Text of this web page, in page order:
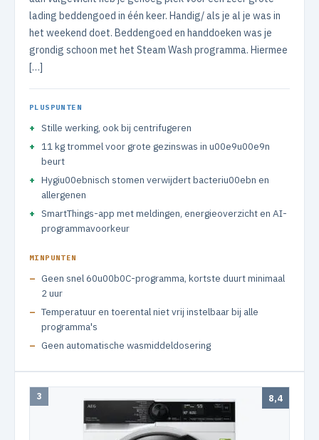
lading beddengoed in één keer. Handig/ als je al je was in
het weekend doet. Beddengoed en handdoeken was je
grondig schoon met het Steam Wash programma. Hiermee
[…]
PLUSPUNTEN
Stille werking, ook bij centrifugeren
11 kg trommel voor grote gezinswas in u00e9u00e9n
beurt
Hygiu00ebnisch stomen verwijdert bacteriu00ebn en
allergenen
SmartThings-app met meldingen, energieoverzicht en AI-
programmavoorkeur
MINPUNTEN
Geen snel 60u00b0C-programma, kortste duurt minimaal
2 uur
Temperatuur en toerental niet vrij instelbaar bij alle
programma's
Geen automatische wasmiddeldosering
3 8,4